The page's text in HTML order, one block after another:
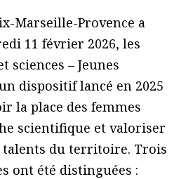
Marseille-Provence a
11 février 2026, les
sciences – Jeunes
dispositif lancé en 2025
la place des femmes
scientifique et valoriser
talents du territoire. Trois
ont été distinguées :